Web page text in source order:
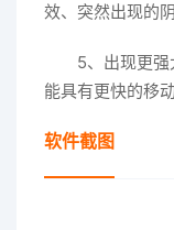
效、突然出现的
5、出现更
能具有更快的移
软件截图